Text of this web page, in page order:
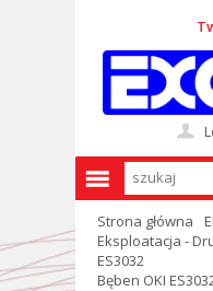
Strona główna
Eksploatacja -
ES3032
Bęben OKI